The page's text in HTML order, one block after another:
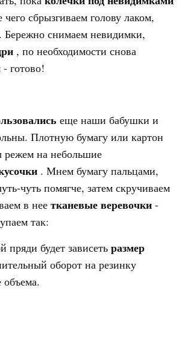
чего сбрызгиваем голову лаком,
снимаем невидимки,
, по необходимости снова
- готово!
еще наши бабушки и
Плотную бумагу или картон
на небольшие
. Мнем бумагу пальцами,
чуть помягче, затем скручиваем
в нее тканевые веревочки -
так:
будет зависеть размер
оборот на резинку
объема.